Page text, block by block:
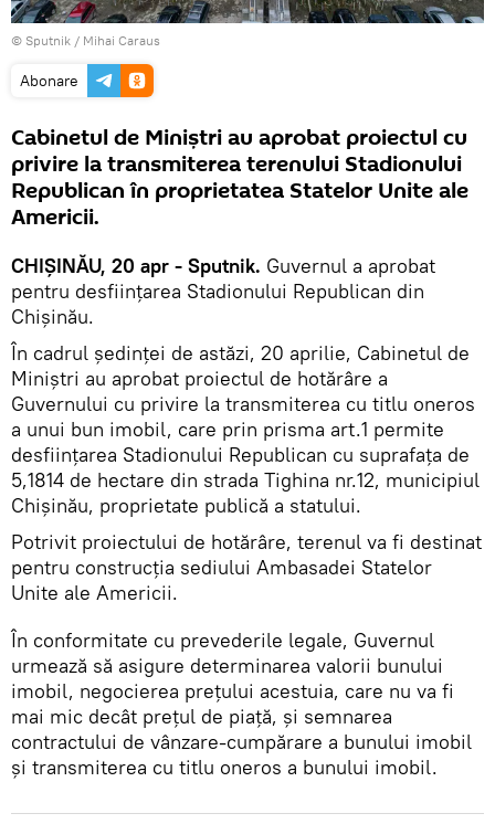
© Sputnik / Mihai Caraus
Abonare
Cabinetul de Miniștri au aprobat proiectul cu
privire la transmiterea terenului Stadionului
Republican în proprietatea Statelor Unite ale
Americii.
CHIȘINĂU, 20 apr - Sputnik. Guvernul a aprobat
pentru desființarea Stadionului Republican din
Chișinău.
În cadrul ședinței de astăzi, 20 aprilie, Cabinetul de
Miniștri au aprobat proiectul de hotărâre a
Guvernului cu privire la transmiterea cu titlu oneros
a unui bun imobil, care prin prisma art.1 permite
desființarea Stadionului Republican cu suprafața de
5,1814 de hectare din strada Tighina nr.12, municipiul
Chișinău, proprietate publică a statului.
Potrivit proiectului de hotărâre, terenul va fi destinat
pentru construcția sediului Ambasadei Statelor
Unite ale Americii.
În conformitate cu prevederile legale, Guvernul
urmează să asigure determinarea valorii bunului
imobil, negocierea prețului acestuia, care nu va fi
mai mic decât prețul de piață, și semnarea
contractului de vânzare-cumpărare a bunului imobil
și transmiterea cu titlu oneros a bunului imobil.